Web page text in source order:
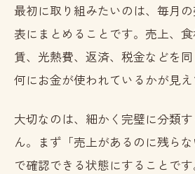
最初に取り組みたいのは、毎月
表にまとめることです。売上、
賃、光熱費、返済、税金などを同
何にお金が使われているかが見え
大切なのは、細かく完璧に分類
ん。まず「売上があるのに残ら
で確認できる状態にすることです